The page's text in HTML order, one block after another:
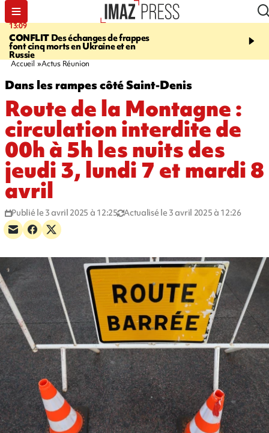
13:09
CONFLIT Des échanges de frappes
font cinq morts en Ukraine et en
Russie
17:14
Quatre
européennes pour les
Accueil Actus Réunion
Dans les rampes côté Saint-Denis
Route de la Montagne :
circulation interdite de
00h à 5h les nuits des
jeudi 3, lundi 7 et mardi 8
avril
Publié le 3 avril 2025 à 12:25 Actualisé le 3 avril 2025 à 12:26